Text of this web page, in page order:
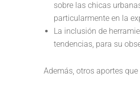
sobre las chicas
particularmente en la
La inclusión de
tendencias, para su
Además, otros aportes